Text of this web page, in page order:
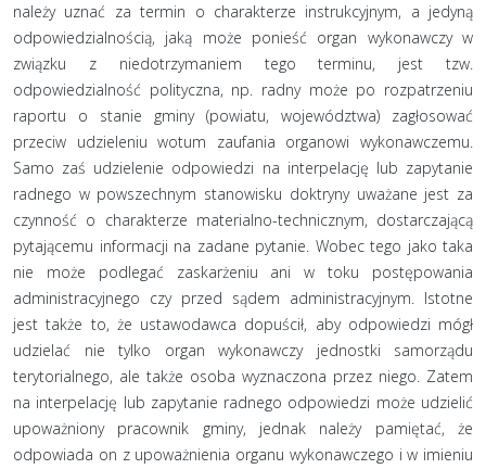
należy uznać za termin o charakterze instrukcyjnym, a jedyną
odpowiedzialnością, jaką może ponieść organ wykonawczy w
związku z niedotrzymaniem tego terminu, jest tzw.
odpowiedzialność polityczna, np. radny może po rozpatrzeniu
raportu o stanie gminy (powiatu, województwa) zagłosować
przeciw udzieleniu wotum zaufania organowi wykonawczemu.
Samo zaś udzielenie odpowiedzi na interpelację lub zapytanie
radnego w powszechnym stanowisku doktryny uważane jest za
czynność o charakterze materialno-technicznym, dostarczającą
pytającemu informacji na zadane pytanie. Wobec tego jako taka
nie może podlegać zaskarżeniu ani w toku postępowania
administracyjnego czy przed sądem administracyjnym. Istotne
jest także to, że ustawodawca dopuścił, aby odpowiedzi mógł
udzielać nie tylko organ wykonawczy jednostki samorządu
terytorialnego, ale także osoba wyznaczona przez niego. Zatem
na interpelację lub zapytanie radnego odpowiedzi może udzielić
upoważniony pracownik gminy, jednak należy pamiętać, że
odpowiada on z upoważnienia organu wykonawczego i w imieniu